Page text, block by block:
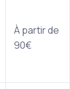
À partir de
90€